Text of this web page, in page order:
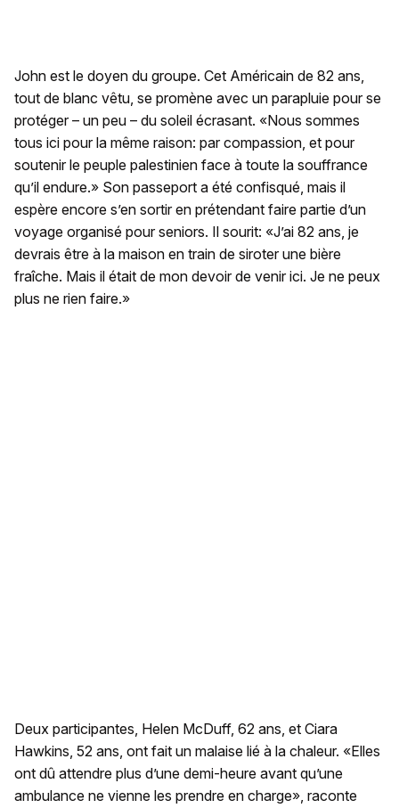
John est le doyen du groupe. Cet Américain de 82 ans,
tout de blanc vêtu, se promène avec un parapluie pour se
protéger – un peu – du soleil écrasant. «Nous sommes
tous ici pour la même raison: par compassion, et pour
soutenir le peuple palestinien face à toute la souffrance
qu’il endure.» Son passeport a été confisqué, mais il
espère encore s’en sortir en prétendant faire partie d’un
voyage organisé pour seniors. Il sourit: «J’ai 82 ans, je
devrais être à la maison en train de siroter une bière
fraîche. Mais il était de mon devoir de venir ici. Je ne peux
plus ne rien faire.»
Deux participantes, Helen McDuff, 62 ans, et Ciara
Hawkins, 52 ans, ont fait un malaise lié à la chaleur. «Elles
ont dû attendre plus d’une demi-heure avant qu’une
ambulance ne vienne les prendre en charge», raconte